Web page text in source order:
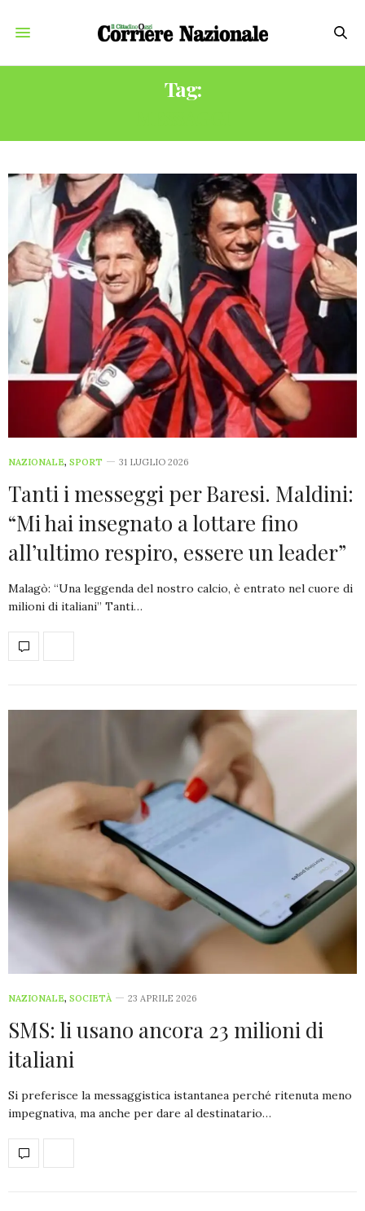
Tag:
NAZIONALE, SPORT 31 LUGLIO 2026
Tanti i messeggi per Baresi. Maldini:
“Mi hai insegnato a lottare fino
all’ultimo respiro, essere un leader”
Malagò: “Una leggenda del nostro calcio, è entrato nel cuore di
milioni di italiani” Tanti…
NAZIONALE, SOCIETÀ 23 APRILE 2026
SMS: li usano ancora 23 milioni di
italiani
Si preferisce la messaggistica istantanea perché ritenuta meno
impegnativa, ma anche per dare al destinatario…